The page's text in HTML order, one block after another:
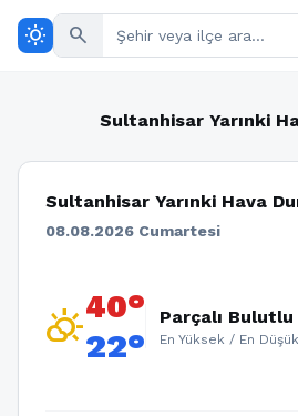
wb_sunny search
Sultanhisar Yarınki
Sultanhisar Yarınki Hava
08.08.2026 Cumartesi
partly_cloudy_day40°
22°
Parçalı Bulutlu
En Yüksek / En Düşük